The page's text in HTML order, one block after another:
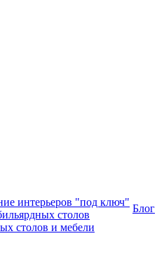
интерьеров "под ключ"
столов
столов и мебели
Блог